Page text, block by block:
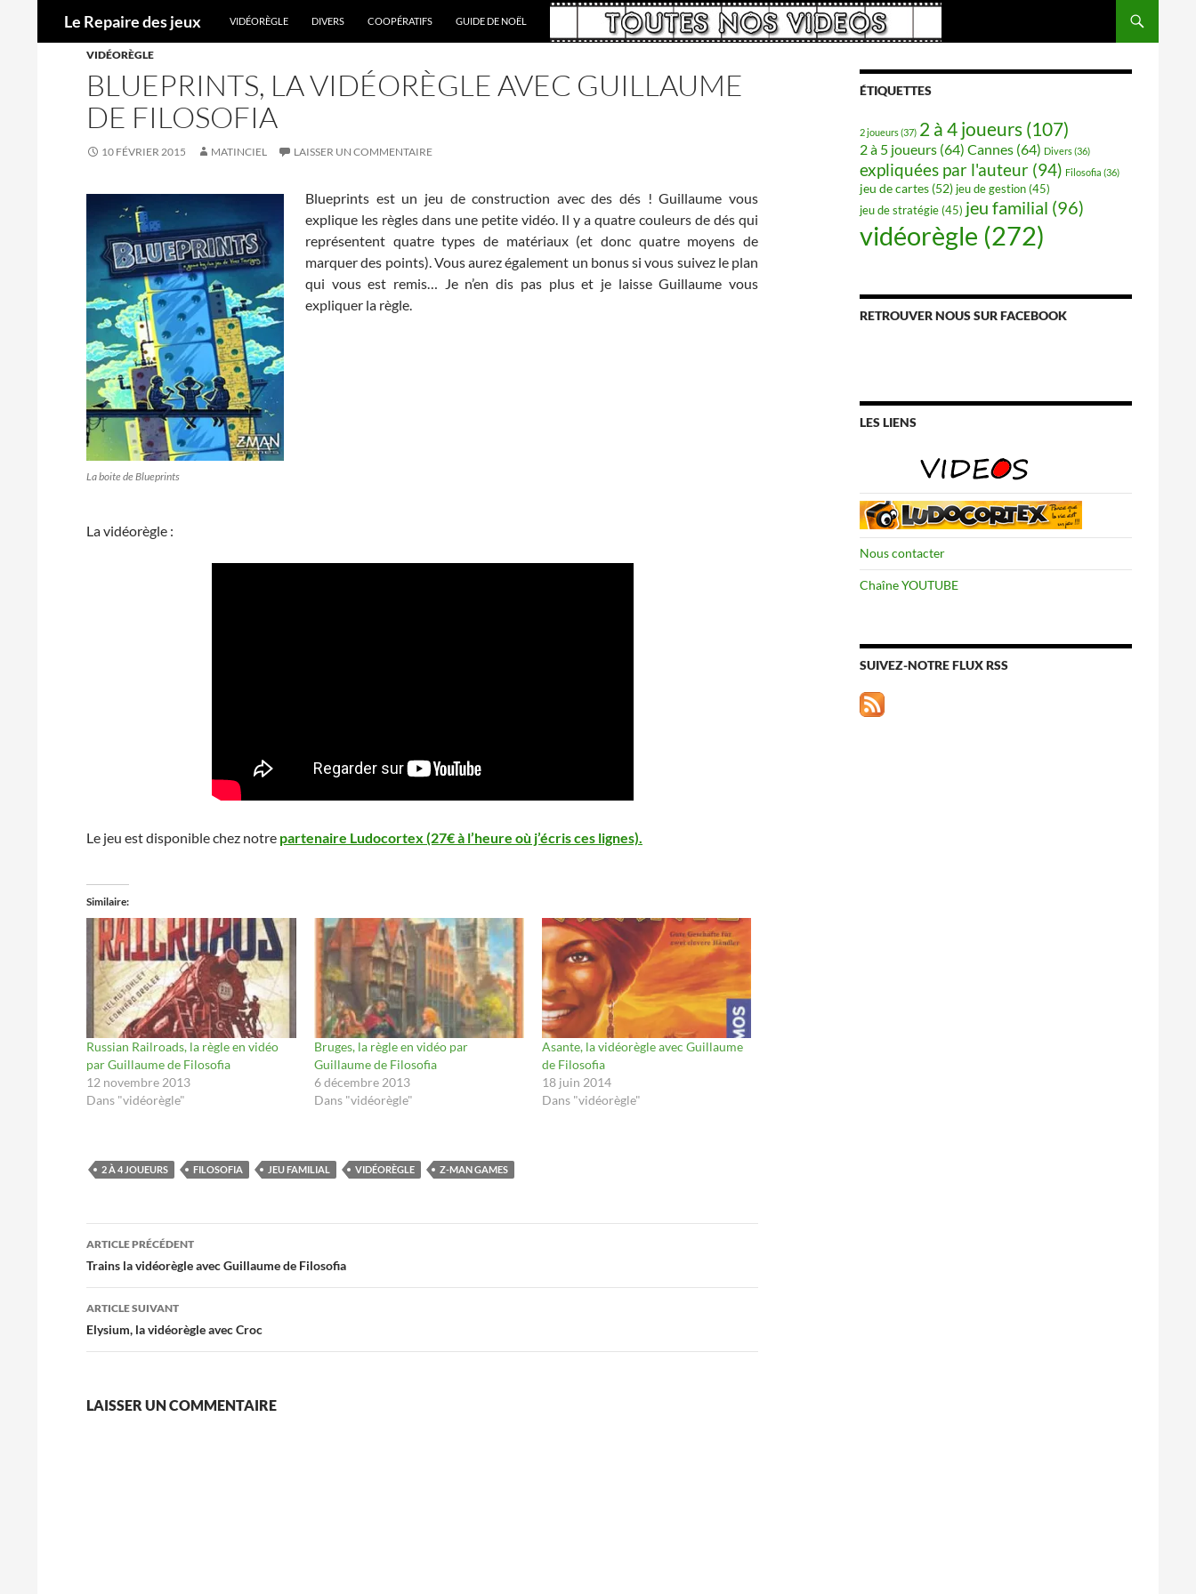
Le Repaire des jeux
VIDÉORÈGLE
DIVERS COOPÉRATIFS GUIDE DE NOËL
VIDÉORÈGLE
BLUEPRINTS, LA VIDÉORÈGLE AVEC GUILLAUME
DE FILOSOFIA
10 FÉVRIER 2015 MATINCIEL LAISSER UN COMMENTAIRE
La boite de Blueprints
Blueprints est un jeu de construction avec des dés ! Guillaume vous
explique les règles dans une petite vidéo. Il y a quatre couleurs de dés qui
représentent quatre types de matériaux (et donc quatre moyens de
marquer des points). Vous aurez également un bonus si vous suivez le plan
qui vous est remis… Je n’en dis pas plus et je laisse Guillaume vous
expliquer la règle.
La vidéorègle :
Le jeu est disponible chez notre partenaire Ludocortex (27€ à l’heure où j’écris ces lignes).
Similaire
Russian Railroads, la règle en vidéo
par Guillaume de Filosofia
12 novembre 2013
Dans "vidéorègle"
Bruges, la règle en vidéo par
Guillaume de Filosofia
6 décembre 2013
Dans "vidéorègle"
Asante, la vidéorègle avec Guillaume
de Filosofia
18 juin 2014
Dans "vidéorègle"
2 À 4 JOUEURS FILOSOFIA JEU FAMILIAL VIDÉORÈGLE Z-MAN GAMES
Navigation
des
articles
ARTICLE PRÉCÉDENT
Trains la vidéorègle avec Guillaume de Filosofia
ARTICLE SUIVANT
Elysium, la vidéorègle avec Croc
LAISSER UN COMMENTAIRE
ÉTIQUETTES
2 joueurs(37) 2 à 4 joueurs (107)
2 à 5 joueurs (64) Cannes (64) Divers(36)
expliquées par l'auteur (94) Filosofia (36)
jeu de cartes (52) jeu de gestion (45)
jeu de stratégie (45) jeu familial (96)
vidéorègle (272)
RETROUVER NOUS SUR FACEBOOK
LES LIENS
Nous contacter
Chaîne YOUTUBE
SUIVEZ-NOTRE FLUX RSS